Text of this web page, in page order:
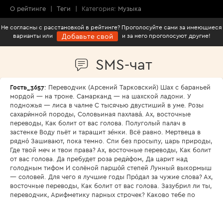
О рейтинге | Теги | Категория: Музыка
Не согласны с расстановкой в рейтинге? Проголосуйте сами за имеющиеся
варианты или
Добавьте свой и за него проголосуют другие!
SMS-чат
Гость_3657: Переводчик (Арсений Тарковский) Шах с бараньей
мордой — на троне. Самарканд — на шахской ладони. У
подножья — лиса в чалме С тысячью двустиший в уме. Розы
сахари́нной породы, Соловьиная пахлава́. Ах, восточные
переводы, Как болит от вас голова. Полуголый палач в
застенке Воду пьёт и таращит зе́нки. Всё равно. Мертвеца в
рядно́ Зашивают, пока темно. Спи без просыпу, царь природы,
Где твой меч и твои права? Ах, восточные переводы, Как болит
от вас голова. Да пребудет роза реди́фом, Да царит над
голодным тифом И солёной паршо́й степей Лунный выкормыш
— соловей. Для чего я лучшие годы Про́дал за чужие слова? Ах,
восточные переводы, Как болит от вас голова. Зазубрил ли ты,
переводчик, Арифметику парных строчек? Каково тебе по